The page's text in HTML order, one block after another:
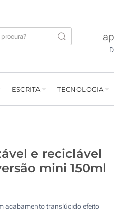
ESCRITA TECNOLOGIA
e reciclável
mini 150ml
acabamento translúcido efeito